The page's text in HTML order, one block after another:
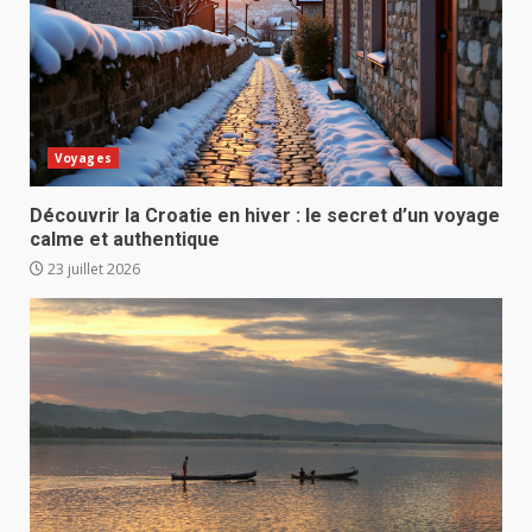
Voyages
Découvrir la Croatie en hiver : le secret d’un voyage
calme et authentique
23 juillet 2026